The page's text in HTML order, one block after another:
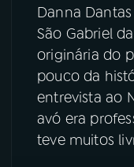
08FESTIVAL
ACOMPANHE A
YouTube
Instagram
Danna
São Gabriel
originária do
pouco da
entrevista ao
avó era
teve muitos